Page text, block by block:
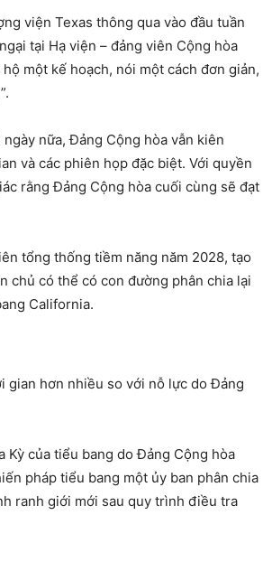
viện Texas thông qua vào đầu tuần
tại Hạ viện – đảng viên Cộng hòa
một kế hoạch, nói một cách đơn giản,
nữa, Đảng Cộng hòa vẫn kiên
và các phiên họp đặc biệt. Với quyền
rằng Đảng Cộng hòa cuối cùng sẽ đạt
tổng thống tiềm năng năm 2028, tạo
chủ có thể có con đường phân chia lại
California.
gian hơn nhiều so với nỗ lực do Đảng
Kỳ của tiểu bang do Đảng Cộng hòa
pháp tiểu bang một ủy ban phân chia
ranh giới mới sau quy trình điều tra